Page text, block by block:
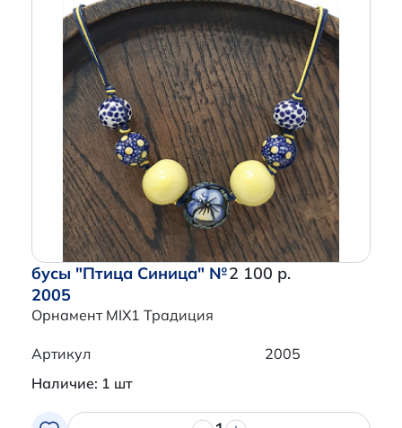
бусы "Птица Синица" №
2005
Орнамент MIX1 Традиция
2 100 р.
Артикул
2005
Наличие: 1 шт